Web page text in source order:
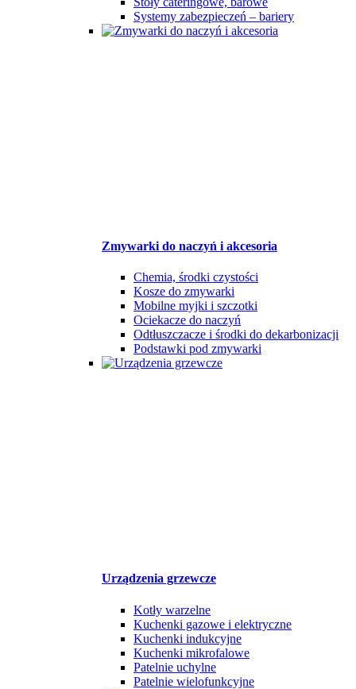
Systemy zabezpieczeń – bariery
Zmywarki do naczyń i akcesoria
Chemia, środki czystości
Kosze do zmywarki
Mobilne myjki i szczotki
Ociekacze do naczyń
Odtłuszczacze i środki do dekarbonizacji
Podstawki pod zmywarki
Urządzenia grzewcze
Kotły warzelne
Kuchenki gazowe i elektryczne
Kuchenki indukcyjne
Kuchenki mikrofalowe
Patelnie uchylne
Patelnie wielofunkcyjne